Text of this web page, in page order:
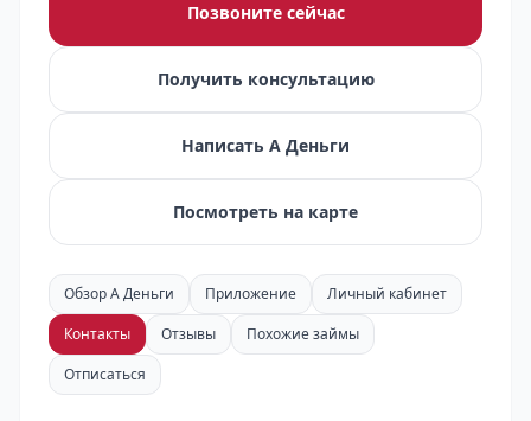
Позвоните сейчас
Получить консультацию
Написать А Деньги
Посмотреть на карте
Обзор А Деньги Приложение
Личный кабинет
Контакты
Отзывы
Похожие займы
Отписаться